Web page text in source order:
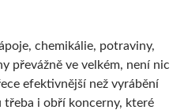
chemikálie, potraviny,
převážně ve velkém, není nic
efektivnější než vyrábění
třeba i obří koncerny, které